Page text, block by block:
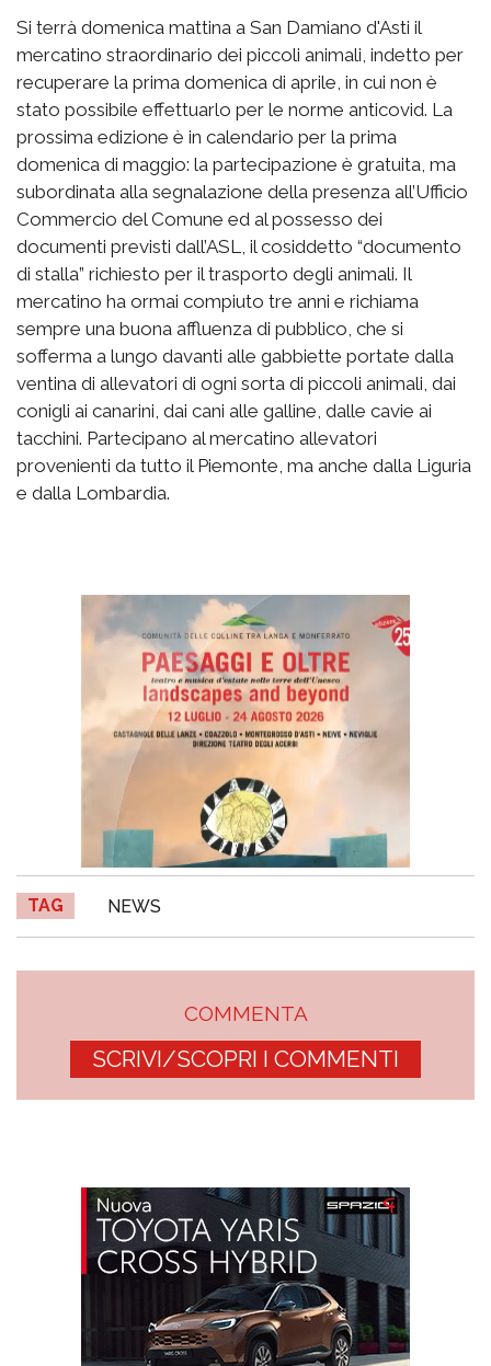
Si terrà domenica mattina a San Damiano d'Asti il
mercatino straordinario dei piccoli animali, indetto per
recuperare la prima domenica di aprile, in cui non è
stato possibile effettuarlo per le norme anticovid. La
prossima edizione è in calendario per la prima
domenica di maggio: la partecipazione è gratuita, ma
subordinata alla segnalazione della presenza all’Ufficio
Commercio del Comune ed al possesso dei
documenti previsti dall’ASL, il cosiddetto “documento
di stalla” richiesto per il trasporto degli animali. Il
mercatino ha ormai compiuto tre anni e richiama
sempre una buona affluenza di pubblico, che si
sofferma a lungo davanti alle gabbiette portate dalla
ventina di allevatori di ogni sorta di piccoli animali, dai
conigli ai canarini, dai cani alle galline, dalle cavie ai
tacchini. Partecipano al mercatino allevatori
provenienti da tutto il Piemonte, ma anche dalla Liguria
e dalla Lombardia.
TAG NEWS
COMMENTA
SCRIVI/SCOPRI I COMMENTI